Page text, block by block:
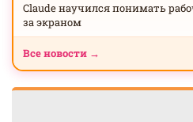
Claude научился понимать
за экраном
Все новости →